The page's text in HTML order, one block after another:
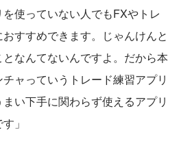
使っていない人でもFXやトレ
すすめできます。じゃんけんと
なんてないんですよ。だから本
ャっていうトレード練習アプリ
い下手に関わらず使えるアプリ
」